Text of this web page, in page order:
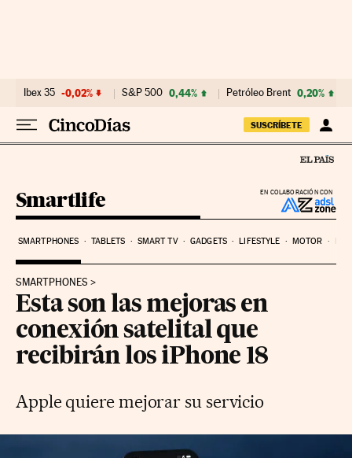
Ibex 35 -0,02% S&P 500 0,44% Petróleo Brent 0,20%
SUSCRÍBETE
EN COLABORACIÓN CON
Smartlife
SMARTPHONES TABLETS SMART TV GADGETS LIFESTYLE MOTOR
SMARTPHONES
Esta son las mejoras en
conexión satelital que
recibirán los iPhone 18
Apple quiere mejorar su servicio